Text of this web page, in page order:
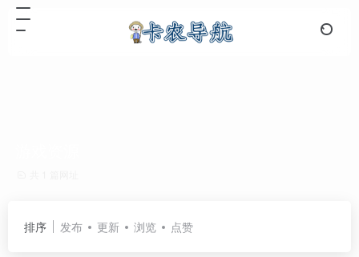
排序 发布 更新 浏览 点赞